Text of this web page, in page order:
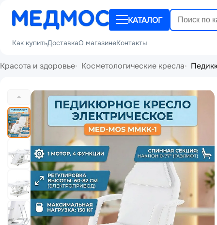
КАТАЛОГ
Как купитьДоставкаО магазинеКонтакты
Красота и здоровье Косметологические кресла